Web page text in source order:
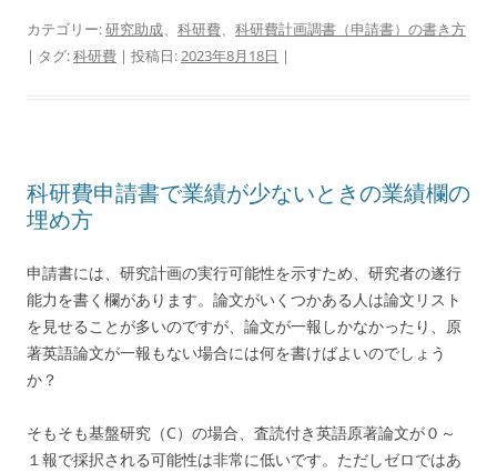
カテゴリー:研究助成、 科研費、 科研費計画調書（申請書）の書き方
| タグ:科研費 | 投稿日:2023年8月18日 |
科研費申請書で業績が少ないときの業績欄の
埋め方
申請書には、研究計画の実行可能性を示すため、研究者の遂行
能力を書く欄があります。論文がいくつかある人は論文リスト
を見せることが多いのですが、論文が一報しかなかったり、原
著英語論文が一報もない場合には何を書けばよいのでしょう
か？
そもそも基盤研究（C）の場合、査読付き英語原著論文が０～
１報で採択される可能性は非常に低いです。ただしゼロではあ